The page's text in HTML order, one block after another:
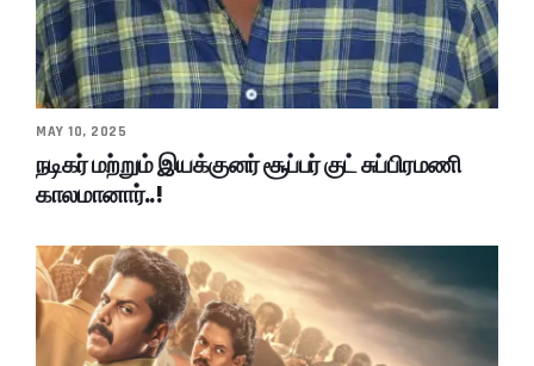
MAY 10, 2025
நடிகர் மற்றும் இயக்குனர் சூப்பர் குட் சுப்பிரமணி
காலமானார்..!